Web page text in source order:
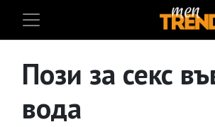
Пози за секс
вода